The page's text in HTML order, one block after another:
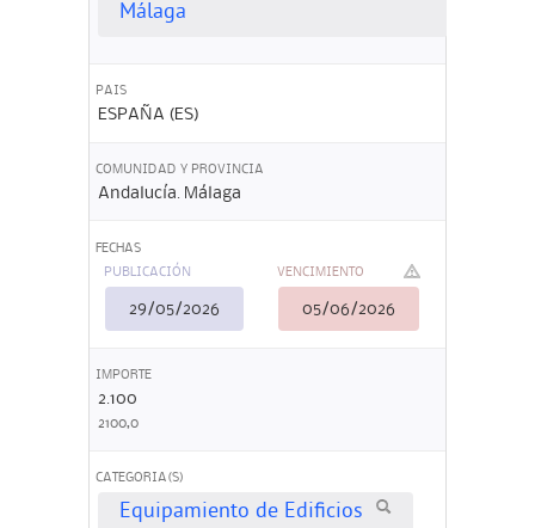
Málaga
PAIS
ESPAÑA (ES)
COMUNIDAD Y PROVINCIA
Andalucía. Málaga
FECHAS
PUBLICACIÓN
29/05/2026
VENCIMIENTO
05/06/2026
IMPORTE
2.100
2100,0
CATEGORIA(S)
Equipamiento de Edificios